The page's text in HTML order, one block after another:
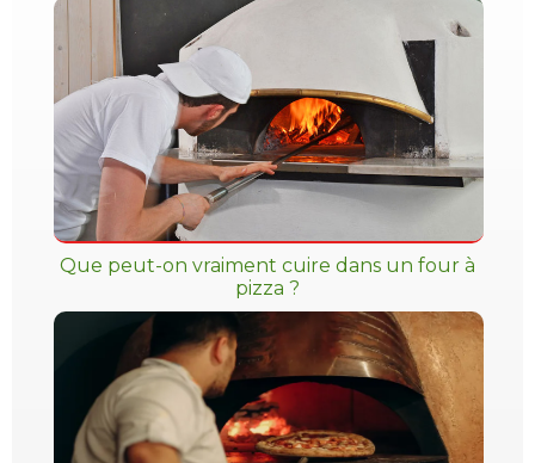
Que peut-on vraiment cuire dans un four à
pizza ?